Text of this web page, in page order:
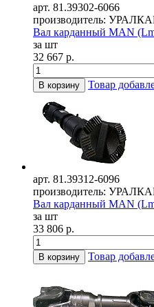
арт. 81.39302-6066
производитель:
Вал карданный MAN
за шт
32 667 р.
В корзину Товар
арт. 81.39312-6096
производитель:
Вал карданный MAN
за шт
33 806 р.
В корзину Товар